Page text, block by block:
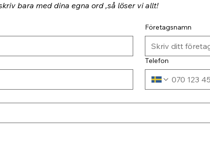
bara med dina egna ord ,så löser vi allt!
Företagsnamn
Telefon